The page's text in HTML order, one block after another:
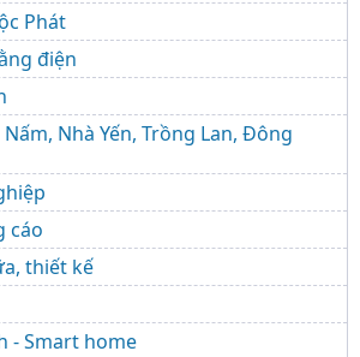
Phát
điện
Nhà Yến, Trồng Lan, Đông
cáo
thiết kế
- Smart home